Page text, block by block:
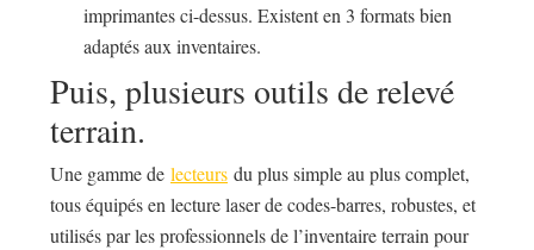
imprimantes ci-dessus. Existent en 3 formats bien
adaptés aux inventaires.
Puis, plusieurs outils de relevé
terrain.
Une gamme de lecteurs du plus simple au plus complet,
tous équipés en lecture laser de codes-barres, robustes, et
utilisés par les professionnels de l’inventaire terrain pour